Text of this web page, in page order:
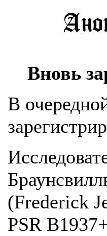
Вновь
В
(Frederick
PSR